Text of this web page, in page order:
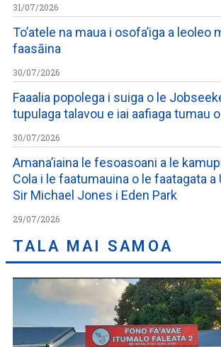
31/07/2026
To’atele na maua i osofa’iga a leoleo
faasāina
30/07/2026
Faaalia popolega i suiga o le
tupulaga talavou e iai aafiaga tumau
30/07/2026
Amana’iaina le fesoasoani a le
Cola i le faatumauina o le faatagata a
Sir Michael Jones i Eden Park
29/07/2026
TALA MAI SAMOA